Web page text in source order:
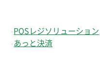
- POSレジソリューション
-あっと決済